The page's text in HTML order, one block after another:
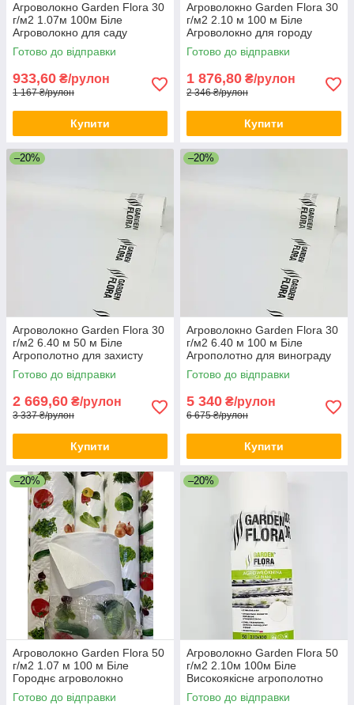
Агроволокно Garden Flora 30
г/м2 1.07м 100м Біле
Агроволокно для саду
Городнє агроволокно
Готово до відправки
933,60 ₴/рулон
1 167 ₴/рулон
Купити
Агроволокно Garden Flora 30
г/м2 2.10 м 100 м Біле
Агроволокно для городу
Агрополотно для огірків
Готово до відправки
1 876,80 ₴/рулон
2 346 ₴/рулон
Купити
–20%
Агроволокно Garden Flora 30
г/м2 6.40 м 50 м Біле
Агрополотно для захисту
грядок Агроволокно для
городу
Готово до відправки
2 669,60 ₴/рулон
3 337 ₴/рулон
Купити
–20%
Агроволокно Garden Flora 30
г/м2 6.40 м 100 м Біле
Агрополотно для винограду
Щільне агроволокно для саду
Готово до відправки
5 340 ₴/рулон
6 675 ₴/рулон
Купити
–20%
Агроволокно Garden Flora 50
г/м2 1.07 м 100 м Біле
Городнє агроволокно
Агроволокно білого кольору
Готово до відправки
–20%
Агроволокно Garden Flora 50
г/м2 2.10м 100м Біле
Високоякісне агрополотно
Агрополотно для саду
Готово до відправки